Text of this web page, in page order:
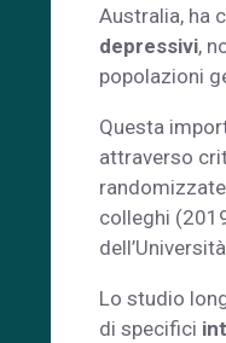
Australia, ha
depressivi,
popolazioni
Questa
attraverso
colleghi
Lo studio
di specifici